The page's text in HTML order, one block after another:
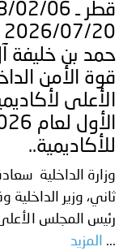
حمد بن خليفة
قوة الأمن
الأعلى
للأكاديمية..
وزارة الداخلية
ثاني، وزير الداخلية
رئيس المجلس
...
المزيد